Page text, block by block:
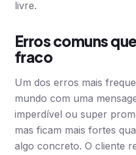
livre.
Erros comuns
fraco
Um dos erros mais
mundo com uma
imperdível ou super
mas ficam mais fortes
algo concreto. O cliente